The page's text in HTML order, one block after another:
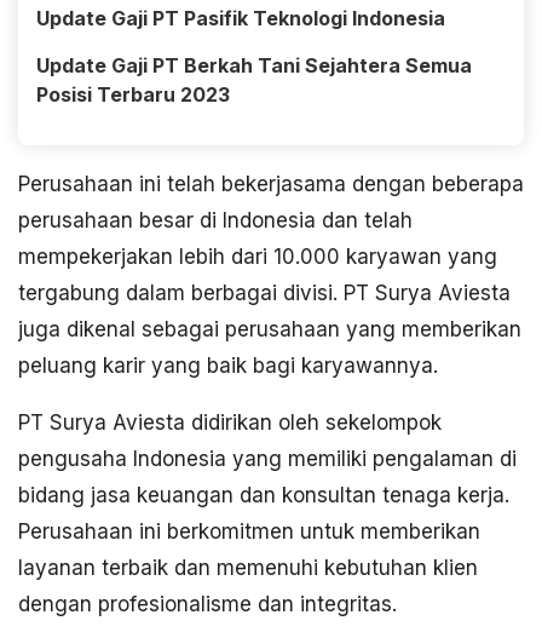
Update Gaji PT Pasifik Teknologi Indonesia
Update Gaji PT Berkah Tani Sejahtera Semua
Posisi Terbaru 2023
Perusahaan ini telah bekerjasama dengan beberapa
perusahaan besar di Indonesia dan telah
mempekerjakan lebih dari 10.000 karyawan yang
tergabung dalam berbagai divisi. PT Surya Aviesta
juga dikenal sebagai perusahaan yang memberikan
peluang karir yang baik bagi karyawannya.
PT Surya Aviesta didirikan oleh sekelompok
pengusaha Indonesia yang memiliki pengalaman di
bidang jasa keuangan dan konsultan tenaga kerja.
Perusahaan ini berkomitmen untuk memberikan
layanan terbaik dan memenuhi kebutuhan klien
dengan profesionalisme dan integritas.